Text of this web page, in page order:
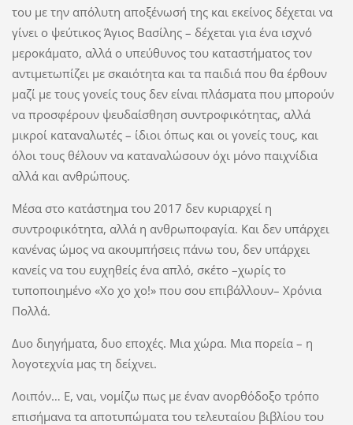
του με την απόλυτη αποξένωσή της και εκείνος δέχεται να
γίνει ο ψεύτικος Άγιος Βασίλης – δέχεται για ένα ισχνό
μεροκάματο, αλλά ο υπεύθυνος του καταστήματος τον
αντιμετωπίζει με σκαιότητα και τα παιδιά που θα έρθουν
μαζί με τους γονείς τους δεν είναι πλάσματα που μπορούν
να προσφέρουν ψευδαίσθηση συντροφικότητας, αλλά
μικροί καταναλωτές – ίδιοι όπως και οι γονείς τους, και
όλοι τους θέλουν να καταναλώσουν όχι μόνο παιχνίδια
αλλά και ανθρώπους.
Μέσα στο κατάστημα του 2017 δεν κυριαρχεί η
συντροφικότητα, αλλά η ανθρωποφαγία. Και δεν υπάρχει
κανένας ώμος να ακουμπήσεις πάνω του, δεν υπάρχει
κανείς να του ευχηθείς ένα απλό, σκέτο –χωρίς το
τυποποιημένο «Χο χο χο!» που σου επιβάλλουν– Χρόνια
Πολλά.
Δυο διηγήματα, δυο εποχές. Μια χώρα. Μια πορεία – η
λογοτεχνία μας τη δείχνει.
Λοιπόν… Ε, ναι, νομίζω πως με έναν ανορθόδοξο τρόπο
επισήμανα τα αποτυπώματα του τελευταίου βιβλίου του